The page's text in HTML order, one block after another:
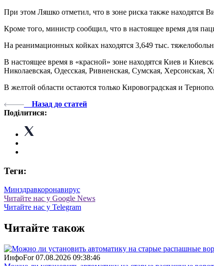
При этом Ляшко отметил, что в зоне риска также находятся
Кроме того, министр сообщил, что в настоящее время для
На реанимационных койках находятся 3,649 тыс.
В настоящее время в «красной» зоне находятся Киев и
Николаевская, Одесская, Ривненская, Сумская, Херсонская,
В желтой области остаются только Кировоградская и
Назад до статей
Поділитися:
Теги:
Минздравкоронавирус
Читайте нас у Google News
Читайте нас у Telegram
Читайте також
ИнфоFor 07.08.2026 09:38:46